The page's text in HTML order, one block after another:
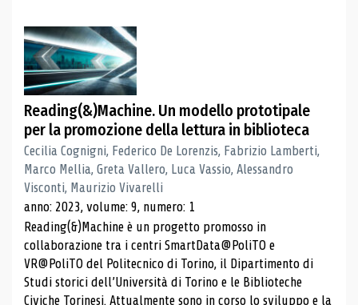
Reading(&)Machine. Un modello prototipale
per la promozione della lettura in biblioteca
Cecilia Cognigni, Federico De Lorenzis, Fabrizio Lamberti,
Marco Mellia, Greta Vallero, Luca Vassio, Alessandro
Visconti, Maurizio Vivarelli
anno: 2023, volume: 9, numero: 1
Reading(&)Machine è un progetto promosso in
collaborazione tra i centri SmartData@PoliTO e
VR@PoliTO del Politecnico di Torino, il Dipartimento di
Studi storici dell’Università di Torino e le Biblioteche
Civiche Torinesi. Attualmente sono in corso lo sviluppo e la